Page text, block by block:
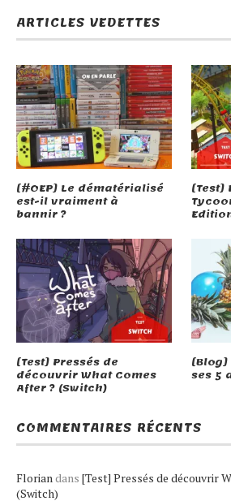
ARTICLES VEDETTES
[#OEP] Le dématérialisé
est-il vraiment à
bannir ?
[Test]
[Test] Pressés de
découvrir What Comes
After ? (Switch)
[Blog]
ses 5
COMMENTAIRES RÉCENTS
Floriandans [Test] Pressés de découvrir
(Switch)